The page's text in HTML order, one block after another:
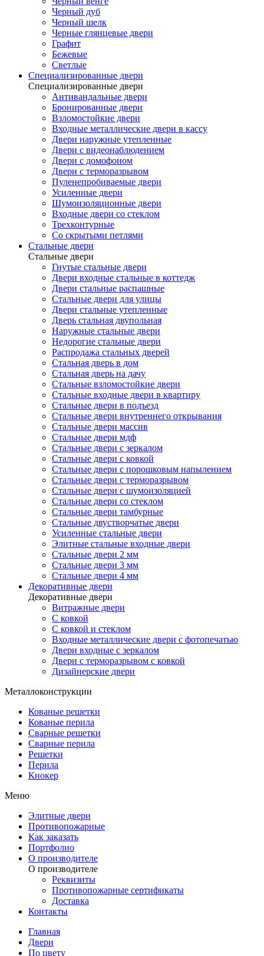
Черный дуб
Черный шелк
Черные глянцевые двери
Графит
Бежевые
Светлые
Специализированные двери
Специализированные двери
Антивандальные двери
Бронированные двери
Взломостойкие двери
Входные металлические двери в кассу
Двери наружные утепленные
Двери с видеонаблюдением
Двери с домофоном
Двери с терморазрывом
Пуленепробиваемые двери
Усиленные двери
Шумоизоляционные двери
Входные двери со стеклом
Трехконтурные
Со скрытыми петлями
Стальные двери
Стальные двери
Гнутые стальные двери
Двери входные стальные в коттедж
Двери стальные распашные
Стальные двери для улицы
Двери стальные утепленные
Дверь стальная двупольная
Наружные стальные двери
Недорогие стальные двери
Распродажа стальных дверей
Стальная дверь в дом
Стальная дверь на дачу
Стальные взломостойкие двери
Стальные входные двери в квартиру
Стальные двери в подъезд
Стальные двери внутреннего открывания
Стальные двери массив
Стальные двери мдф
Стальные двери с зеркалом
Стальные двери с ковкой
Стальные двери с порошковым напылением
Стальные двери с терморазрывом
Стальные двери с шумоизоляцией
Стальные двери со стеклом
Стальные двери тамбурные
Стальные двустворчатые двери
Усиленные стальные двери
Элитные стальные входные двери
Стальные двери 2 мм
Стальные двери 3 мм
Стальные двери 4 мм
Декоративные двери
Декоративные двери
Витражные двери
С ковкой
С ковкой и стеклом
Входные металлические двери с фотопечатью
Двери входные с зеркалом
Двери с терморазрывом с ковкой
Дизайнерские двери
Металлоконструкции
Кованые решетки
Кованые перила
Сварные решетки
Сварные перила
Решетки
Перила
Кнокер
Меню
Элитные двери
Противопожарные
Как заказать
Портфолио
О производителе
О производителе
Реквизиты
Противопожарные сертификаты
Доставка
Контакты
Главная
Двери
По цвету